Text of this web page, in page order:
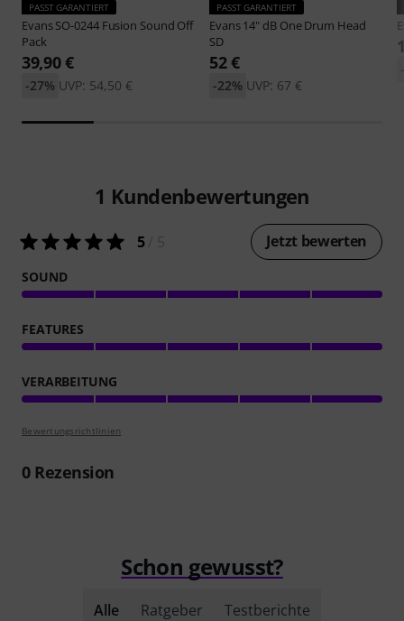
PASST GARANTIERT
EvansSO-0244 Fusion Sound Off
Pack
39,90 €
UVP: 54,50 €
-27%
PASST GARANTIERT
Evans14" dB One Drum Head
SD
52 €
UVP: 67 €
-22%
1 Kundenbewertungen
5/ 5 Jetzt bewerten
SOUND
FEATURES
VERARBEITUNG
Bewertungsrichtlinien
0Rezension
Schon gewusst?
Alle Ratgeber Testberichte